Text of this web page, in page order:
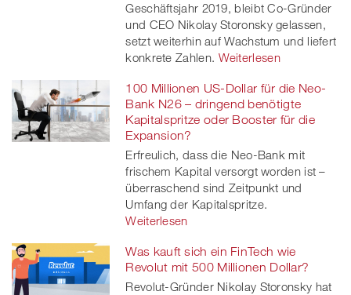
Geschäftsjahr 2019, bleibt Co-Gründer
und CEO Nikolay Storonsky gelassen,
setzt weiterhin auf Wachstum und liefert
konkrete Zahlen. Weiterlesen
100 Millionen US-Dollar für die Neo-
Bank N26 – dringend benötigte
Kapitalspritze oder Booster für die
Expansion?
Erfreulich, dass die Neo-Bank mit
frischem Kapital versorgt worden ist –
überraschend sind Zeitpunkt und
Umfang der Kapitalspritze.
Weiterlesen
Was kauft sich ein FinTech wie
Revolut mit 500 Millionen Dollar?
Revolut-Gründer Nikolay Storonsky hat